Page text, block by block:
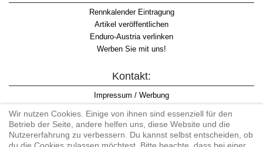
Rennkalender Eintragung
Artikel veröffentlichen
Enduro-Austria verlinken
Werben Sie mit uns!
Kontakt:
Impressum / Werbung
Informationspflicht WKO
AGB
Wir nutzen Cookies. Einige von ihnen sind essenziell für den
Betrieb der Seite, andere helfen uns, diese Website und die
Nutzererfahrung zu verbessern. Du kannst selbst entscheiden, ob